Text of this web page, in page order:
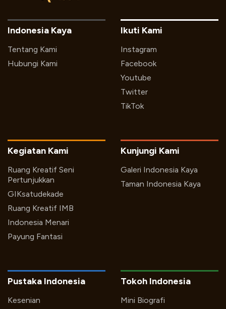
Indonesia Kaya
Tentang Kami
Hubungi Kami
Ikuti Kami
Instagram
Facebook
Youtube
Twitter
TikTok
Kegiatan Kami
Ruang Kreatif Seni
Pertunjukkan
GIKsatudekade
Ruang Kreatif IMB
Indonesia Menari
Payung Fantasi
Kunjungi Kami
Galeri Indonesia Kaya
Taman Indonesia Kaya
Pustaka Indonesia
Kesenian
Tokoh Indonesia
Mini Biografi